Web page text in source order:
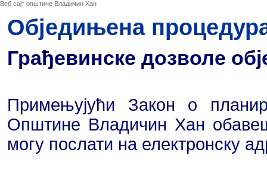
Веб сајт општине Владичин Хан
Обједињена
Грађевинске дозволе
Примењујући Закон о
Општине Владичин Хан
могу послати на електронску